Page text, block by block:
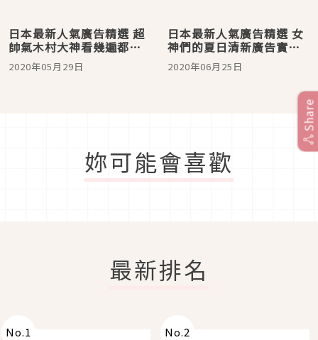
日本最新人氣廣告精選 超
帥氣木村大神看幾遍都不
嫌多！
2020年05月29日
日本最新人氣廣告精選 女
神們的夏日清新廣告實在
太美好！
2020年06月25日
妳可能會喜歡
最新排名
No.1 No.2
Share